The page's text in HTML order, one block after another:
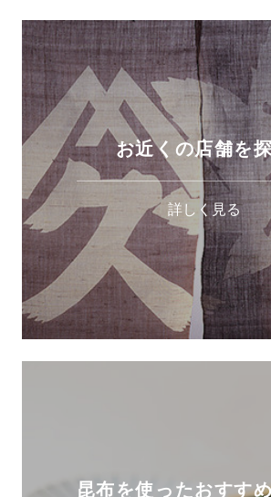
お近くの店舗を
詳しく見る
昆布を使ったおすす